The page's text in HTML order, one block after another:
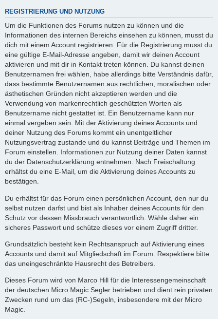
REGISTRIERUNG UND NUTZUNG
Um die Funktionen des Forums nutzen zu können und die
Informationen des internen Bereichs einsehen zu können, musst du
dich mit einem Account registrieren. Für die Registrierung musst du
eine gültige E-Mail-Adresse angeben, damit wir deinen Account
aktivieren und mit dir in Kontakt treten können. Du kannst deinen
Benutzernamen frei wählen, habe allerdings bitte Verständnis dafür,
dass bestimmte Benutzernamen aus rechtlichen, moralischen oder
ästhetischen Gründen nicht akzeptieren werden und die
Verwendung von markenrechtlich geschützten Worten als
Benutzername nicht gestattet ist. Ein Benutzername kann nur
einmal vergeben sein. Mit der Aktivierung deines Accounts und
deiner Nutzung des Forums kommt ein unentgeltlicher
Nutzungsvertrag zustande und du kannst Beiträge und Themen im
Forum einstellen. Informationen zur Nutzung deiner Daten kannst
du der Datenschutzerklärung entnehmen. Nach Freischaltung
erhältst du eine E-Mail, um die Aktivierung deines Accounts zu
bestätigen.
Du erhältst für das Forum einen persönlichen Account, den nur du
selbst nutzen darfst und bist als Inhaber deines Accounts für den
Schutz vor dessen Missbrauch verantwortlich. Wähle daher ein
sicheres Passwort und schütze dieses vor einem Zugriff dritter.
Grundsätzlich besteht kein Rechtsanspruch auf Aktivierung eines
Accounts und damit auf Mitgliedschaft im Forum. Respektiere bitte
das uneingeschränkte Hausrecht des Betreibers.
Dieses Forum wird von Marco Hill für die Interessengemeinschaft
der deutschen Micro Magic Segler betrieben und dient rein privaten
Zwecken rund um das (RC-)Segeln, insbesondere mit der Micro
Magic.